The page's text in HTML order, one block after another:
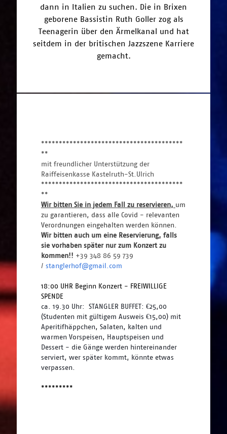
dann in Italien zu suchen. Die in Brixen
geborene Bassistin Ruth Goller zog als
Teenagerin über den Ärmelkanal und hat
seitdem in der britischen Jazzszene Karriere
gemacht.
****************************************
**
mit freundlicher Unterstützung der
Raiffeisenkasse Kastelruth-St.Ulrich
****************************************
**
Wir bitten Sie in jedem Fall zu reservieren, um
zu garantieren, dass alle Covid - relevanten
Verordnungen eingehalten werden können.
Wir bitten auch um eine Reservierung, falls
sie vorhaben später nur zum Konzert zu
kommen!! +39 348 86 59 739
/ stanglerhof@gmail.com
18:00 UHR Beginn Konzert - FREIWILLIGE
SPENDE
ca. 19.30 Uhr:  STANGLER BUFFET: €25,00
(Studenten mit gültigem Ausweis €15,00) mit
Aperitifhäppchen, Salaten, kalten und
warmen Vorspeisen, Hauptspeisen und
Dessert - die Gänge werden hintereinander
serviert, wer später kommt, könnte etwas
verpassen.
*********